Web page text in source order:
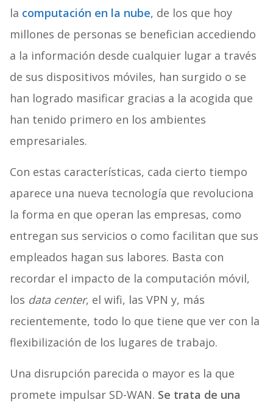
la computación en la nube, de los que hoy
millones de personas se benefician accediendo
a la información desde cualquier lugar a través
de sus dispositivos móviles, han surgido o se
han logrado masificar gracias a la acogida que
han tenido primero en los ambientes
empresariales.
Con estas características, cada cierto tiempo
aparece una nueva tecnología que revoluciona
la forma en que operan las empresas, como
entregan sus servicios o como facilitan que sus
empleados hagan sus labores. Basta con
recordar el impacto de la computación móvil,
los data center, el wifi, las VPN y, más
recientemente, todo lo que tiene que ver con la
flexibilización de los lugares de trabajo.
Una disrupción parecida o mayor es la que
promete impulsar SD-WAN. Se trata de una